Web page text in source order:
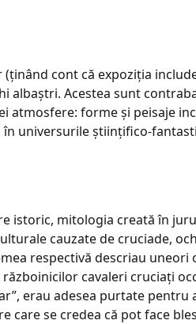
cont că expoziția
albaștri. Acestea sunt
atmosfere: forme și peisaje
universurile științifico-
istoric, mitologia creată în
cauzate de cruciade,
respectivă descriau
cavaleri cruciați
erau adesea purtate
care se credea că pot face